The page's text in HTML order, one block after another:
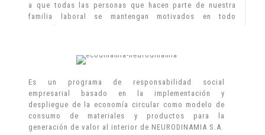
a que todas las personas que hacen parte de nuestra
familia laboral se mantengan motivados en todo
momento.
felicidad aumenta el compromiso y la productiva
Es un programa de responsabilidad social
empresarial basado en la implementación y
despliegue de la economía circular como modelo de
consumo de materiales y productos para la
generación de valor al interior de NEURODINAMIA S.A.